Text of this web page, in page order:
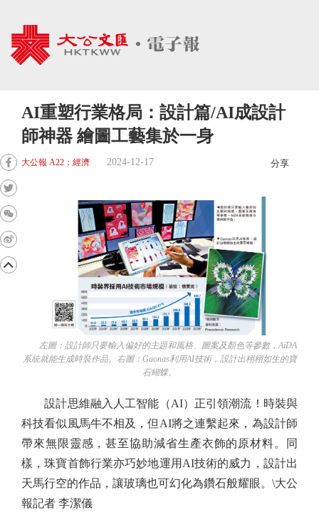
AI重塑行業格局：設計篇/AI成設計
師神器 繪圖工藝集於一身
大公報 A22：經濟 2024-12-17 分享
左圖：設計師只要輸入偏好的主題和風格、圖案及顏色等參數，AiDA
系統就能生成時裝作品。右圖：Gaonas利用AI技術，設計出栩栩如生的寶
石蝴蝶。
設計思維融入人工智能（AI）正引領潮流！時裝與
科技看似風馬牛不相及，但AI將之連繫起來，為設計師
帶來無限靈感，甚至協助減省生產衣飾的原材料。同
樣，珠寶首飾行業亦巧妙地運用AI技術的威力，設計出
天馬行空的作品，讓玻璃也可幻化為鑽石般耀眼。\大公
報記者 李潔儀